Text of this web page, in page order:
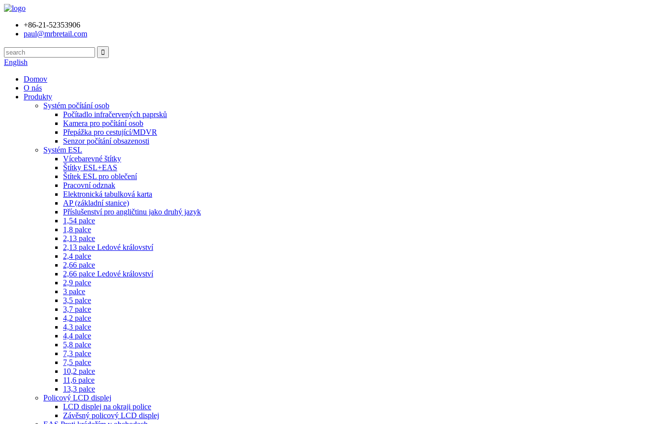
+86-21-52353906
paul@mrbretail.com
English
Domov
O nás
Produkty
Systém počítání osob
Počítadlo infračervených paprsků
Kamera pro počítání osob
Přepážka pro cestující/MDVR
Senzor počítání obsazenosti
Systém ESL
Vícebarevné štítky
Štítky ESL+EAS
Štítek ESL pro oblečení
Pracovní odznak
Elektronická tabulková karta
AP (základní stanice)
Příslušenství pro angličtinu jako druhý jazyk
1,54 palce
1,8 palce
2,13 palce
2,13 palce Ledové království
2,4 palce
2,66 palce
2,66 palce Ledové království
2,9 palce
3 palce
3,5 palce
3,7 palce
4,2 palce
4,3 palce
4,4 palce
5,8 palce
7,3 palce
7,5 palce
10,2 palce
11,6 palce
13,3 palce
Policový LCD displej
LCD displej na okraji police
Závěsný policový LCD displej